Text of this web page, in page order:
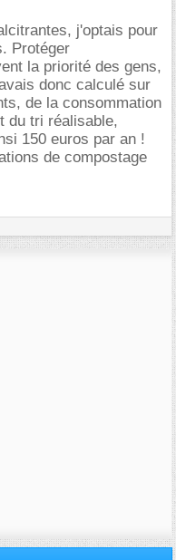
j'optais pour
Protéger
la priorité des gens,
donc calculé sur
de la consommation
du tri réalisable,
150 euros par an !
de compostage